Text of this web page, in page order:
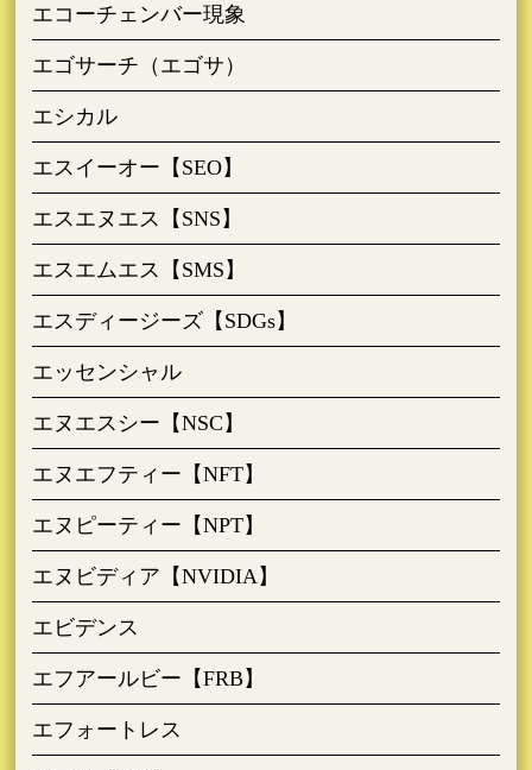
エコーチェンバー現象
エゴサーチ（エゴサ）
エシカル
エスイーオー【SEO】
エスエヌエス【SNS】
エスエムエス【SMS】
エスディージーズ【SDGs】
エッセンシャル
エヌエスシー【NSC】
エヌエフティー【NFT】
エヌピーティー【NPT】
エヌビディア【NVIDIA】
エビデンス
エフアールビー【FRB】
エフォートレス